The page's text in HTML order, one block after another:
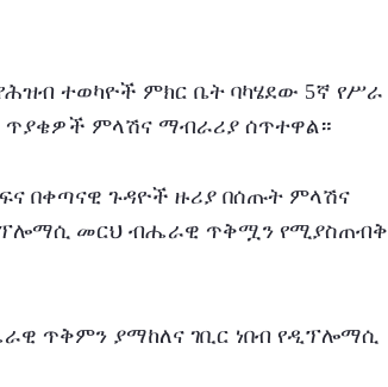
ተወካዮች ምክር ቤት ባካሄደው 5ኛ የሥራ
ጥያቄዎች ምላሽና ማብራሪያ ሰጥተዋል።
በቀጣናዊ ጉዳዮች ዙሪያ በሰጡት ምላሽና
መርህ ብሔራዊ ጥቅሟን የሚያስጠብቅ
ጥቅምን ያማከለና ገቢር ነበብ የዲፕሎማሲ